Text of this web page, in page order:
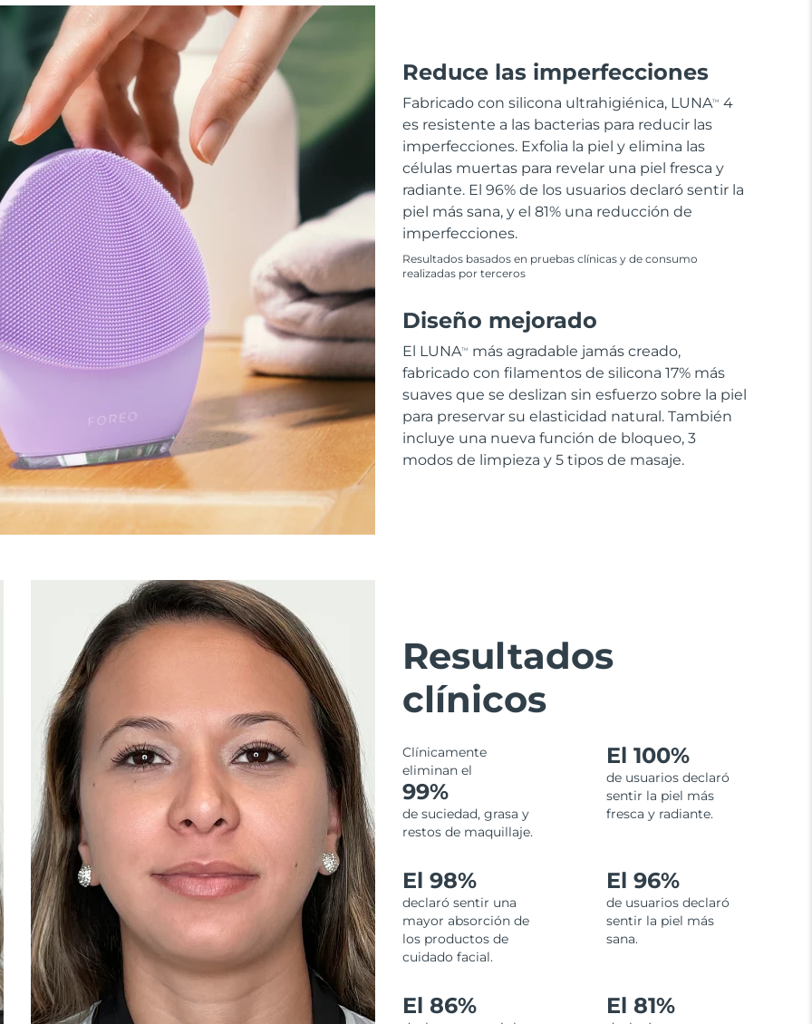
Reduce las imperfecciones
Fabricado con silicona ultrahigiénica, LUNATM
4
es resistente a las bacterias para reducir las
imperfecciones. Exfolia la piel y elimina las
células muertas para revelar una piel fresca y
radiante. El 96% de los usuarios declaró sentir la
piel más sana, y el 81% una reducción de
imperfecciones.
Resultados basados en pruebas clínicas y de consumo
realizadas por terceros
Diseño mejorado
El LUNATM
más agradable jamás creado,
fabricado con filamentos de silicona 17% más
suaves que se deslizan sin esfuerzo sobre la piel
para preservar su elasticidad natural. También
incluye una nueva función de bloqueo, 3
modos de limpieza y 5 tipos de masaje.
Resultados
clínicos
Clínicamente
eliminan el
99%
de suciedad, grasa y
restos de maquillaje.
El 100%
de usuarios declaró
sentir la piel más
fresca y radiante.
El 98%
declaró sentir una
mayor absorción de
los productos de
cuidado facial.
El 96%
de usuarios declaró
sentir la piel más
sana.
El 86% El 81%